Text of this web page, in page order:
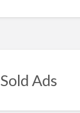
Sold Ads